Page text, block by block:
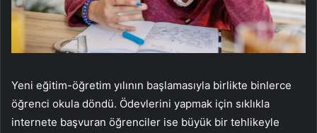
Yeni eğitim-öğretim yılının başlamasıyla birlikte binlerce
öğrenci okula döndü. Ödevlerini yapmak için sıklıkla
internete başvuran öğrenciler ise büyük bir tehlikeyle